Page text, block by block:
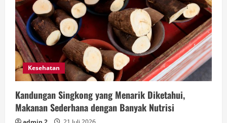
Kesehatan
Kandungan Singkong yang Menarik Diketahui,
Makanan Sederhana dengan Banyak Nutrisi